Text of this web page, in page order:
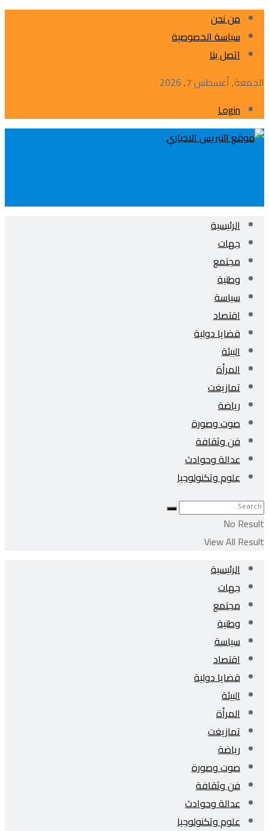
من نحن
سياسة الخصوصية
اتصل بنا
الجمعة, أغسطس 7, 2026
Login
الرئيسية
جهات
مجتمع
وطنية
سياسة
اقتصاد
قضايا دولية
البيئة
المرأة
تمازيغت
رياضة
صوت وصورة
فن وثقافة
عدالة وحوادث
علوم وتكنولوجيا
No Result
View All Result
الرئيسية
جهات
مجتمع
وطنية
سياسة
اقتصاد
قضايا دولية
البيئة
المرأة
تمازيغت
رياضة
صوت وصورة
فن وثقافة
عدالة وحوادث
علوم وتكنولوجيا